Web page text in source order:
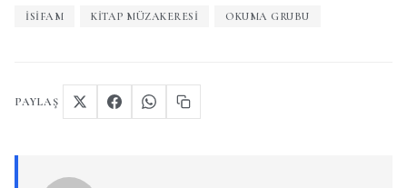
İSİFAM KITAP MÜZAKERESI OKUMA GRUBU
PAYLAŞ